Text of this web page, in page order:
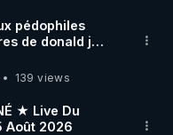
pédophiles
de donald j
supporters
666.
139 views
★ Live Du
Août 2026